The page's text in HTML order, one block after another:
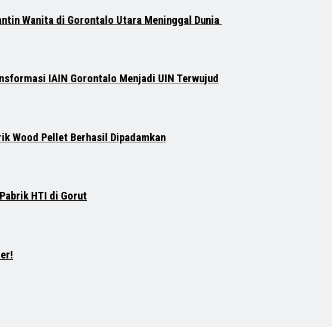
Wanita di Gorontalo Utara Meninggal Dunia
IAIN Gorontalo Menjadi UIN Terwujud
Wood Pellet Berhasil Dipadamkan
HTI di Gorut